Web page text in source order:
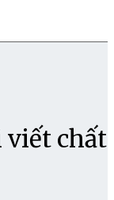
viết chất